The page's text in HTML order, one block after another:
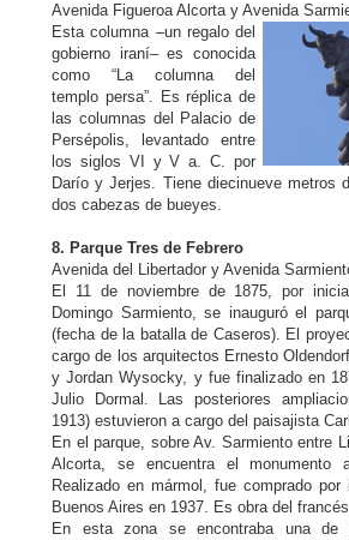
Avenida Figueroa Alcorta y Avenida
Esta columna –un regalo del
gobierno iraní– es conocida
como “La columna del
templo persa”. Es réplica de
las columnas del Palacio de
Persépolis, levantado entre
los siglos VI y V a. C. por
Darío y Jerjes. Tiene diecinueve metros
dos cabezas de bueyes.
8. Parque Tres de Febrero
Avenida del Libertador y Avenida
El 11 de noviembre de 1875, por
Domingo Sarmiento, se inauguró el
(fecha de la batalla de Caseros). El
cargo de los arquitectos Ernesto
y Jordan Wysocky, y fue finalizado en
Julio Dormal. Las posteriores
1913) estuvieron a cargo del paisajista
En el parque, sobre Av. Sarmiento entre
Alcorta, se encuentra el monumento
Realizado en mármol, fue comprado por
Buenos Aires en 1937. Es obra del
En esta zona se encontraba una de